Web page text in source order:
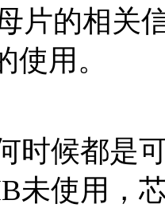
片的相关
使用。
时候都是
未使用，